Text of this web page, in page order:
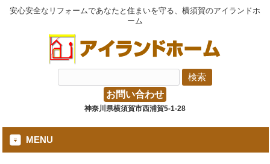
安心安全なリフォームであなたと住まいを守る、横須賀のアイランドホ
ーム
お問い合わせ
神奈川県横須賀市西浦賀5-1-28
MENU